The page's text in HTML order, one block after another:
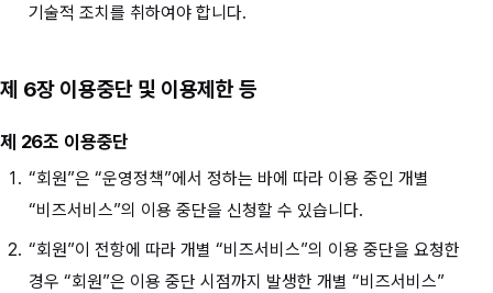
기술적 조치를 취하여야 합니다.
제 6장 이용중단 및 이용제한 등
제 26조 이용중단
“회원”은 “운영정책”에서 정하는 바에 따라 이용 중인 개별
“비즈서비스”의 이용 중단을 신청할 수 있습니다.
“회원”이 전항에 따라 개별 “비즈서비스”의 이용 중단을 요청한
경우 “회원”은 이용 중단 시점까지 발생한 개별 “비즈서비스”